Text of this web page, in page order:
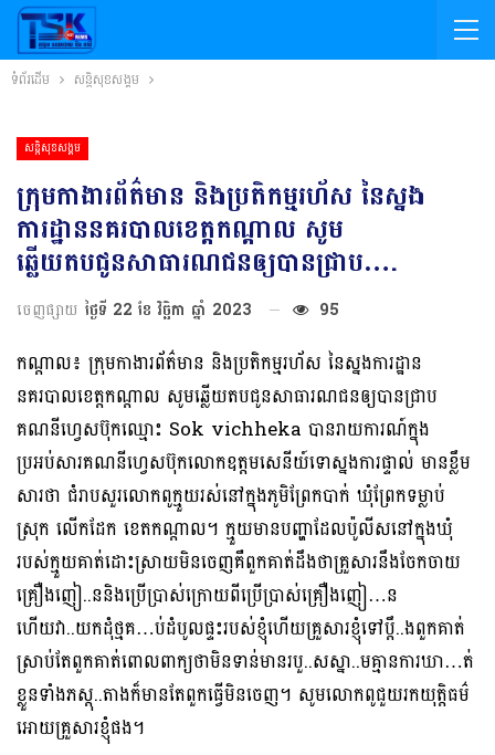
ទំព័រដើម សន្តិសុខសង្គម
សន្តិសុខសង្គម
ក្រុមកាងារព័ត៌មាន និងប្រតិកម្មរហ័ស នៃស្នង
ការដ្ឋាននគរបាលខេត្តកណ្តាល សូម
ឆ្លើយតបជូនសាធារណជនឲ្យបានជ្រាប….
ចេញផ្សាយ ថ្ងៃទី 22 ខែ វិច្ឆិកា ឆ្នាំ 2023 95
កណ្តាល៖ ក្រុមកាងារព័ត៌មាន និងប្រតិកម្មរហ័ស នៃស្នងការដ្ឋាន
នគរបាលខេត្តកណ្តាល សូមឆ្លើយតបជូនសាធារណជនឲ្យបានជ្រាប
គណនីហ្វេសប៊ុកឈ្មោះ Sok vichheka បានរាយការណ៍ក្នុង
ប្រអប់សារគណនីហ្វេសប៊ុកលោកឧត្តមសេនីយ៍ទោស្នងការផ្ទាល់ មានខ្លឹម
សារថា ជំរាបសួរលោកពូក្មួយរស់នៅក្នុងភូមិព្រែកបាក់ ឃុំព្រែកទម្លាប់
ស្រុក លើកដែក ខេតកណ្តាល។ ក្មួយមានបញ្ហាដែលប៉ូលីសនៅក្នុងឃុំ
របស់ក្មួយគាត់ដោះស្រាយមិនចេញគឺពួកគាត់ដឹងថាគ្រួសារនឹងចែកចាយ
គ្រឿងញៀ..ននិងប្រើប្រាស់ក្រោយពីប្រើប្រាស់គ្រឿងញៀ…ន
ហើយវា..យកដុំថ្មគ…ប់ដំបូលផ្ទះរបស់ខ្ញុំហើយគ្រួសារខ្ញុំទៅប្តឹ..ងពួកគាត់
ស្រាប់តែពួកគាត់ពោលពាក្យថាមិនទាន់មានរបួ..សស្នា..មគ្មានការឃា…ត់
ខ្លួនទាំងភស្តុ..តាងក៏មានតែពួកធ្វើមិនចេញ។ សូមលោកពូជួយរកយុត្តិធម៌
អោយគ្រួសារខ្ញុំផង។